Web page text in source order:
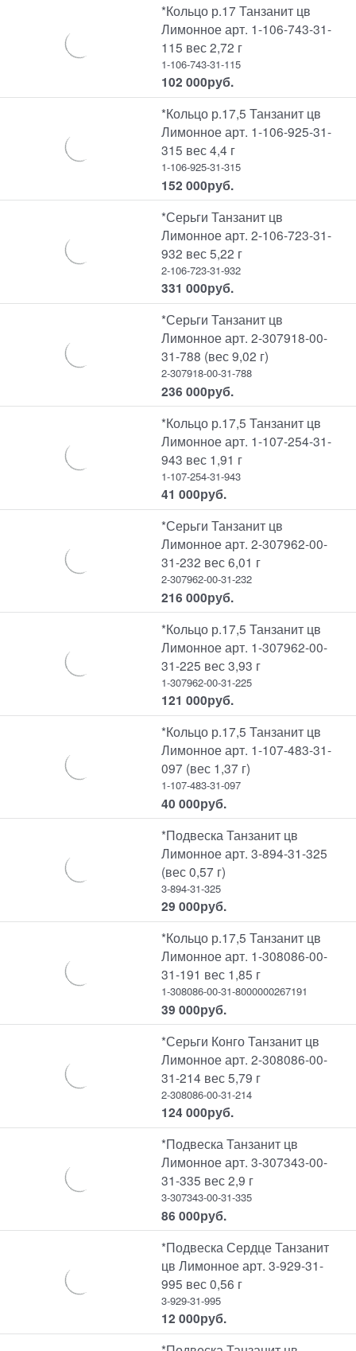
*Кольцо р.17 Танзанит цв
Лимонное арт. 1-106-743-31-
115 вес 2,72 г
1-106-743-31-115
102 000руб.
*Кольцо р.17,5 Танзанит цв
Лимонное арт. 1-106-925-31-
315 вес 4,4 г
1-106-925-31-315
152 000руб.
*Серьги Танзанит цв
Лимонное арт. 2-106-723-31-
932 вес 5,22 г
2-106-723-31-932
331 000руб.
*Серьги Танзанит цв
Лимонное арт. 2-307918-00-
31-788 (вес 9,02 г)
2-307918-00-31-788
236 000руб.
*Кольцо р.17,5 Танзанит цв
Лимонное арт. 1-107-254-31-
943 вес 1,91 г
1-107-254-31-943
41 000руб.
*Серьги Танзанит цв
Лимонное арт. 2-307962-00-
31-232 вес 6,01 г
2-307962-00-31-232
216 000руб.
*Кольцо р.17,5 Танзанит цв
Лимонное арт. 1-307962-00-
31-225 вес 3,93 г
1-307962-00-31-225
121 000руб.
*Кольцо р.17,5 Танзанит цв
Лимонное арт. 1-107-483-31-
097 (вес 1,37 г)
1-107-483-31-097
40 000руб.
*Подвеска Танзанит цв
Лимонное арт. 3-894-31-325
(вес 0,57 г)
3-894-31-325
29 000руб.
*Кольцо р.17,5 Танзанит цв
Лимонное арт. 1-308086-00-
31-191 вес 1,85 г
1-308086-00-31-8000000267191
39 000руб.
*Серьги Конго Танзанит цв
Лимонное арт. 2-308086-00-
31-214 вес 5,79 г
2-308086-00-31-214
124 000руб.
*Подвеска Танзанит цв
Лимонное арт. 3-307343-00-
31-335 вес 2,9 г
3-307343-00-31-335
86 000руб.
*Подвеска Сердце Танзанит
цв Лимонное арт. 3-929-31-
995 вес 0,56 г
3-929-31-995
12 000руб.